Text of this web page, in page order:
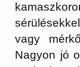
vagy
Nagyon jó